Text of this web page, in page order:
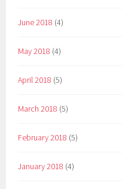
June 2018 (4)
May 2018 (4)
April 2018 (5)
March 2018 (5)
February 2018 (5)
January 2018 (4)